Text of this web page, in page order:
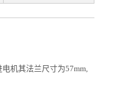
机其法兰尺寸为57mm,